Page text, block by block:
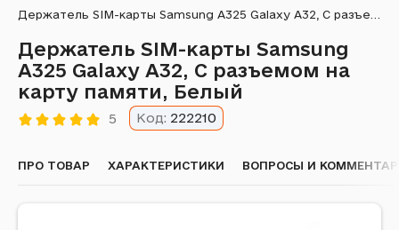
Держатель SIM-карты Samsung
A325 Galaxy A32, С разъемом на
карту памяти, Белый
5 Код: 222210
ПРО ТОВАР ХАРАКТЕРИСТИКИ ВОПРОСЫ И